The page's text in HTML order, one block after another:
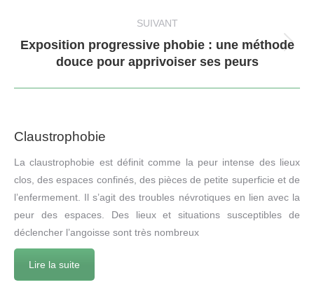
SUIVANT
Article
suivant
:
Exposition progressive phobie : une méthode
douce pour apprivoiser ses peurs
Claustrophobie
La claustrophobie est définit comme la peur intense des lieux
clos, des espaces confinés, des pièces de petite superficie et de
l’enfermement. Il s’agit des troubles névrotiques en lien avec la
peur des espaces. Des lieux et situations susceptibles de
déclencher l’angoisse sont très nombreux
Lire la suite